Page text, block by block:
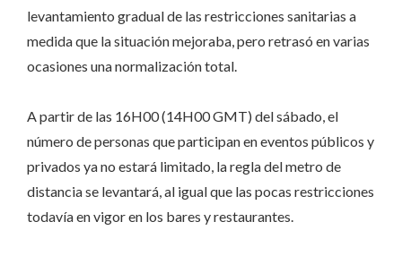
levantamiento gradual de las restricciones sanitarias a
medida que la situación mejoraba, pero retrasó en varias
ocasiones una normalización total.
A partir de las 16H00 (14H00 GMT) del sábado, el
número de personas que participan en eventos públicos y
privados ya no estará limitado, la regla del metro de
distancia se levantará, al igual que las pocas restricciones
todavía en vigor en los bares y restaurantes.